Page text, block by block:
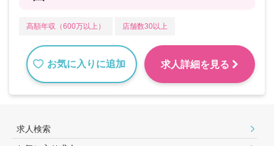
高額年収（600万以上） 店舗数30以上
お気に入りに追加 求人詳細を見る
求人検索